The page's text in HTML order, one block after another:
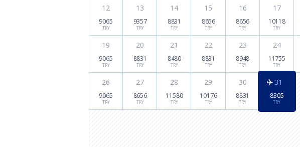
12
9065
TRY
13
9357
TRY
14
8831
TRY
15
8656
TRY
16
8656
TRY
17
10118
TRY
19
9065
TRY
20
8831
TRY
21
8480
TRY
22
8831
TRY
23
8948
TRY
24
11755
TRY
26
9065
TRY
27
8656
TRY
28
11580
TRY
29
10176
TRY
30
8831
TRY
31
8305
TRY